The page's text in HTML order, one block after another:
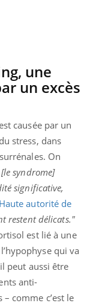
une
un excès
causée par un
stress, dans
On
syndrome]
significative,
autorité de
restent délicats."
est lié à une
qui va
peut aussi être
anti-
comme c’est le